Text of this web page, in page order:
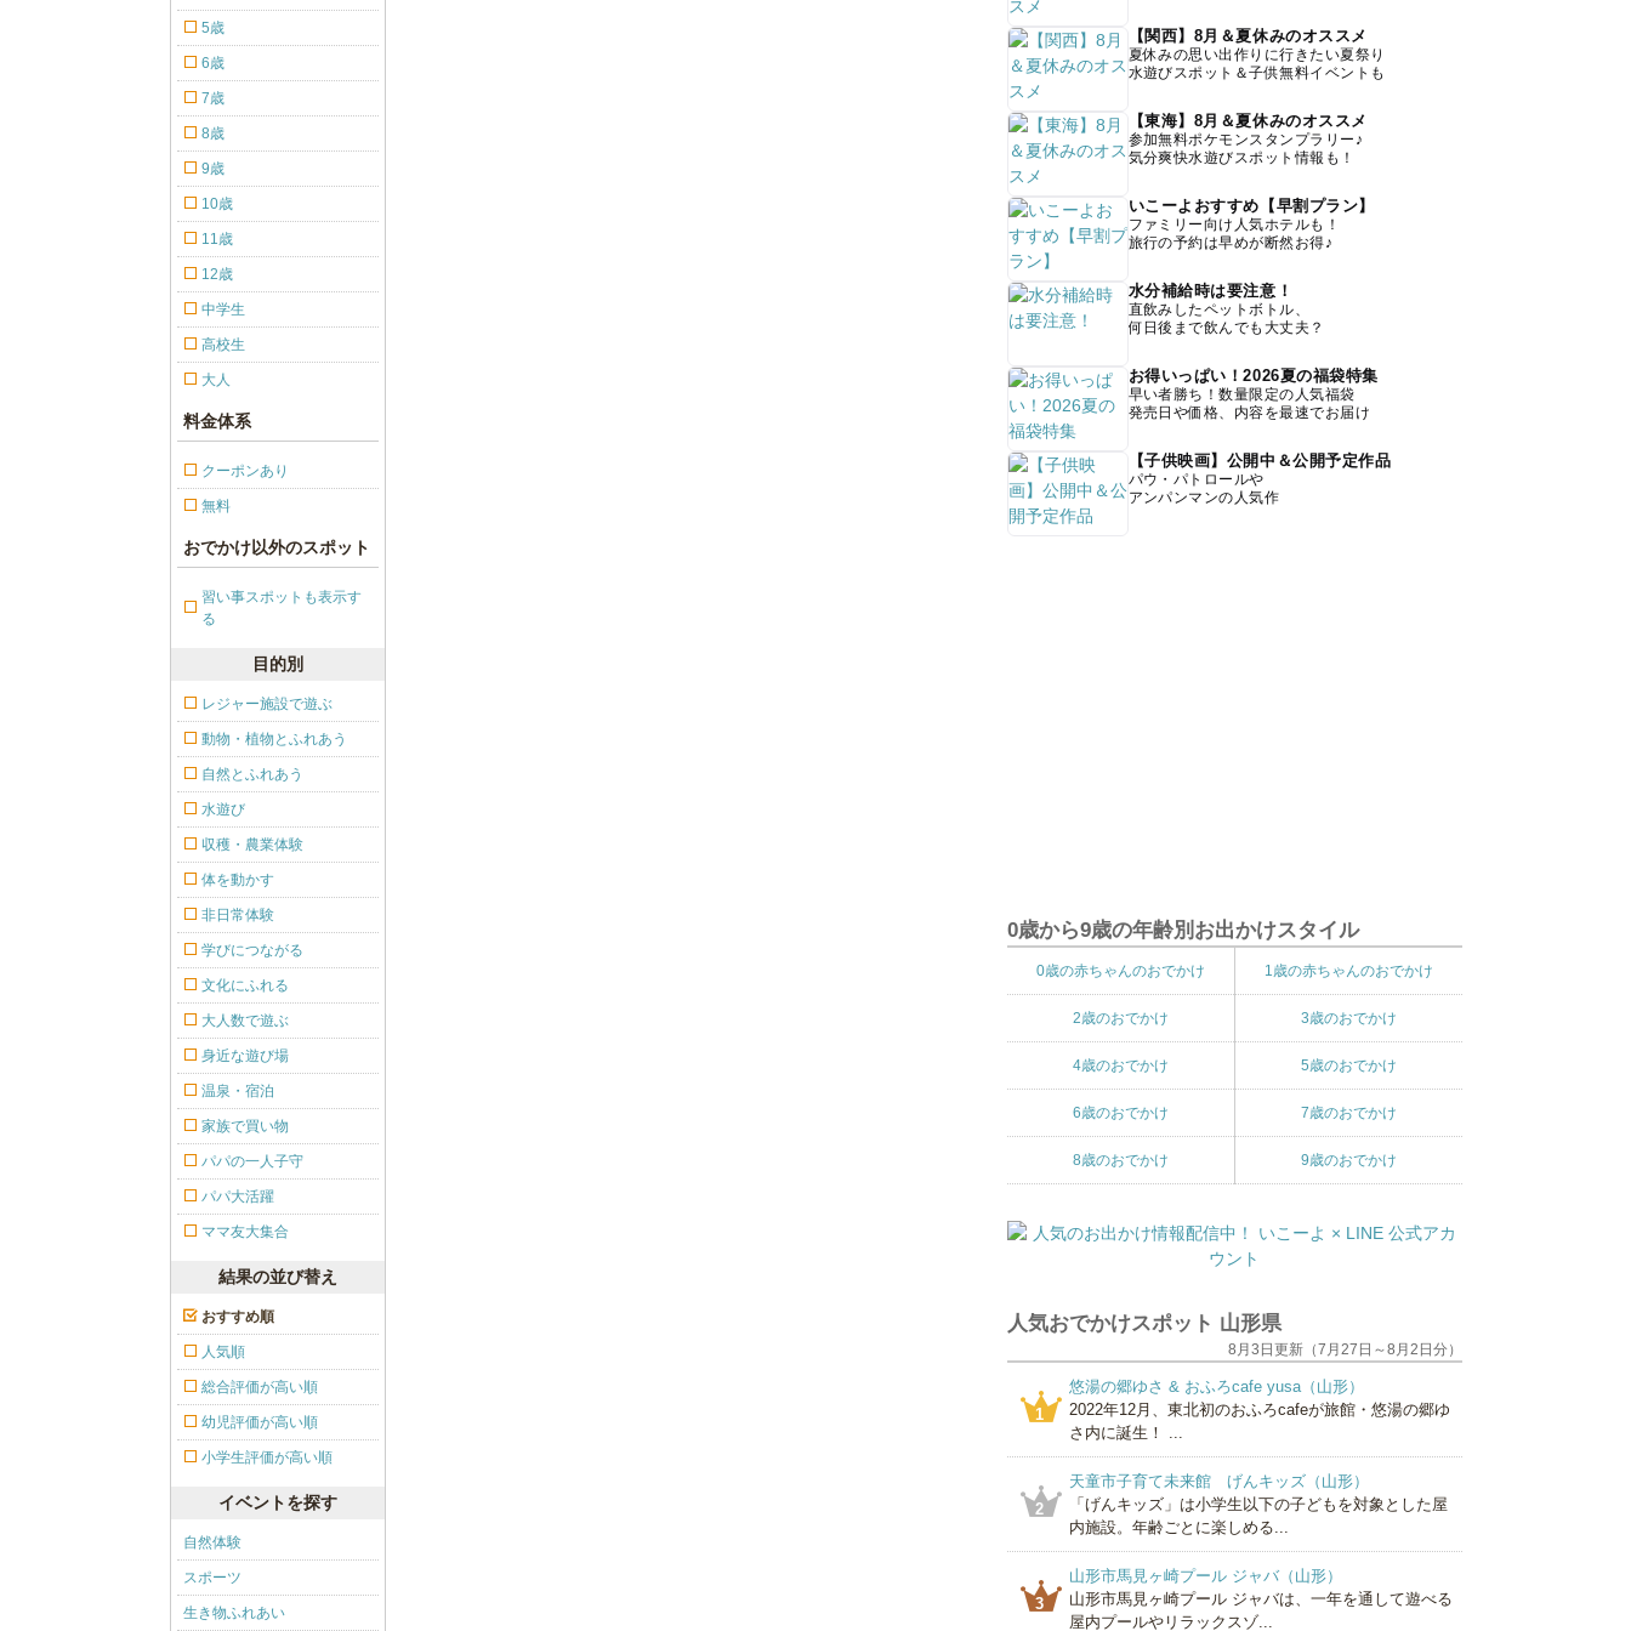
5歳
6歳
7歳
8歳
9歳
10歳
11歳
12歳
中学生
高校生
大人
料金体系
クーポンあり
無料
おでかけ以外のスポット
習い事スポットも表示す
る
目的別
レジャー施設で遊ぶ
動物・植物とふれあう
自然とふれあう
水遊び
収穫・農業体験
体を動かす
非日常体験
学びにつながる
文化にふれる
大人数で遊ぶ
身近な遊び場
温泉・宿泊
家族で買い物
パパの一人子守
パパ大活躍
ママ友大集合
結果の並び替え
おすすめ順
人気順
総合評価が高い順
幼児評価が高い順
小学生評価が高い順
イベントを探す
自然体験
スポーツ
生き物ふれあい
【関西】8月＆夏休みのオススメ
夏休みの思い出作りに行きたい夏祭り
水遊びスポット＆子供無料イベントも
【東海】8月＆夏休みのオススメ
参加無料ポケモンスタンプラリー♪
気分爽快水遊びスポット情報も！
いこーよおすすめ【早割プラン】
ファミリー向け人気ホテルも！
旅行の予約は早めが断然お得♪
水分補給時は要注意！
直飲みしたペットボトル、
何日後まで飲んでも大丈夫？
お得いっぱい！2026夏の福袋特集
早い者勝ち！数量限定の人気福袋
発売日や価格、内容を最速でお届け
【子供映画】公開中＆公開予定作品
パウ・パトロールや
アンパンマンの人気作
0歳から9歳の年齢別お出かけスタイル
0歳の赤ちゃんのおでかけ 1歳の赤ちゃんのおでかけ
2歳のおでかけ 3歳のおでかけ
4歳のおでかけ 5歳のおでかけ
6歳のおでかけ 7歳のおでかけ
8歳のおでかけ 9歳のおでかけ
人気おでかけスポット 山形県
8月3日更新（7月27日～8月2日分）
1
悠湯の郷ゆさ & おふろcafe yusa（山形）
2022年12月、東北初のおふろcafeが旅館・悠湯の郷ゆ
さ内に誕生！ ...
2
天童市子育て未来館 げんキッズ（山形）
「げんキッズ」は小学生以下の子どもを対象とした屋
内施設。年齢ごとに楽しめる...
3
山形市馬見ヶ崎プール ジャバ（山形）
山形市馬見ヶ崎プール ジャバは、一年を通して遊べる
屋内プールやリラックスゾ...